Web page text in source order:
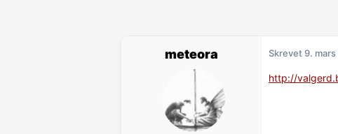
meteora Skrevet9. mars
http://